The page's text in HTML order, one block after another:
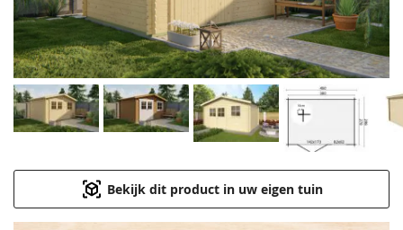
Bekijk dit product in uw eigen tuin